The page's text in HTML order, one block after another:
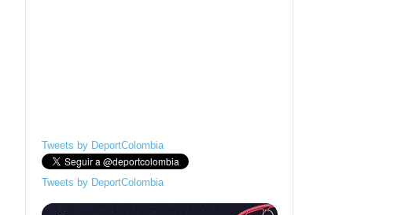
Tweets by DeportColombia
Tweets by DeportColombia